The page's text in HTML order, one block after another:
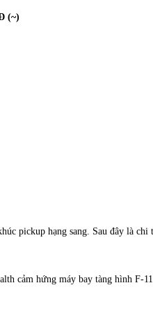
(~)
pickup hạng sang. Sau đây là chi
cảm hứng máy bay tàng hình F-